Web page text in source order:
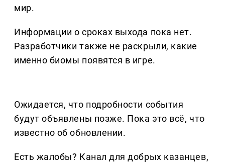
мир.
Информации о сроках выхода пока нет.
Разработчики также не раскрыли, какие
именно биомы появятся в игре.
Ожидается, что подробности события
будут объявлены позже. Пока это всё, что
известно об обновлении.
Есть жалобы? Канал для добрых казанцев,